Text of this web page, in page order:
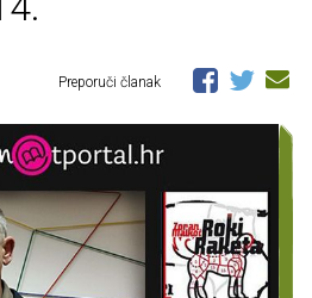
Preporuči članak